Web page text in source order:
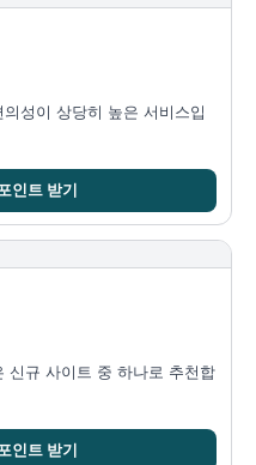
성이 상당히 높은 서비스입
인트 받기
신규 사이트 중 하나로 추천합
인트 받기